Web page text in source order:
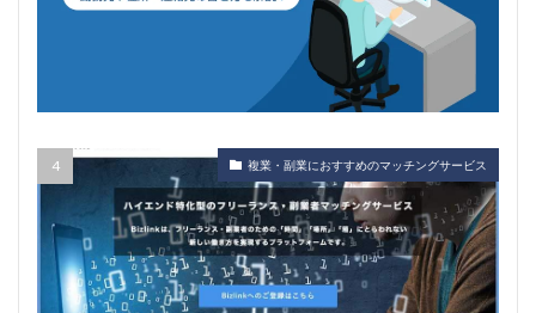
複業・副業におすすめのマッチングサービス